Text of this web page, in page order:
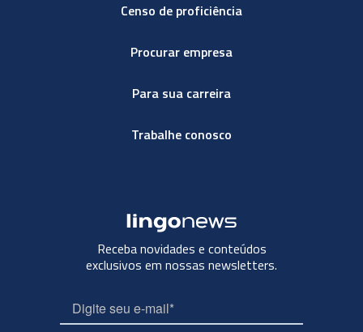
Censo de proficiência
Procurar empresa
Para sua carreira
Trabalhe conosco
Receba novidades e conteúdos
exclusivos em nossas newsletters.